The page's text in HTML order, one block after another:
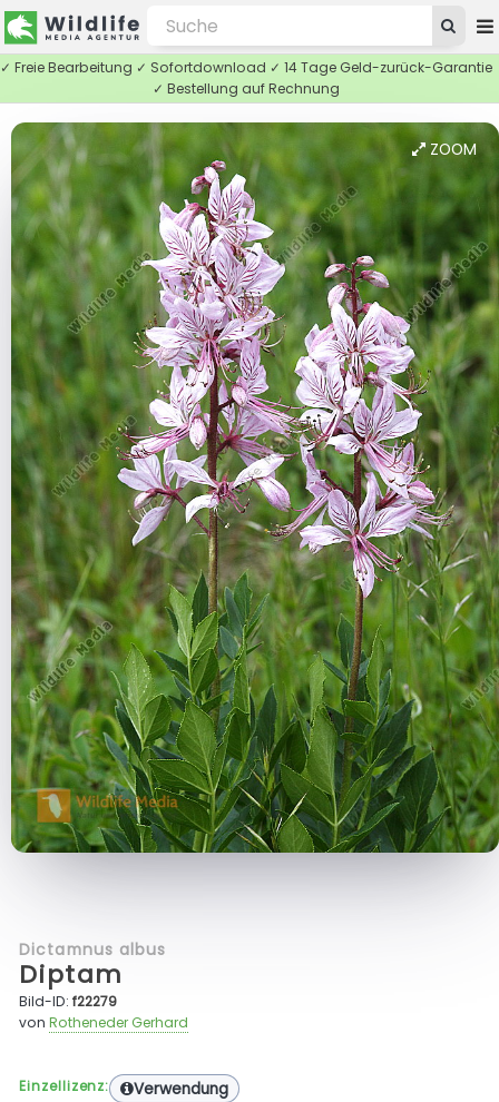
✓ Freie Bearbeitung ✓ Sofortdownload ✓ 14 Tage Geld-zurück-Garantie
✓ Bestellung auf Rechnung
ZOOM
Dictamnus albus
Diptam
Bild-ID:f22279
vonRotheneder Gerhard
Einzellizenz: Verwendung